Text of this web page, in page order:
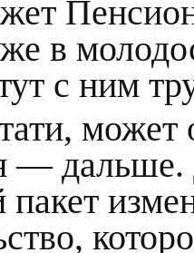
в
с ним
может
— дальше.
пакет